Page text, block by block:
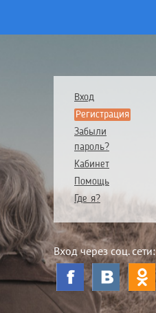
Вход
Регистрация
Забыли
пароль?
Кабинет
Помощь
Где я?
Вход через соц. сети: